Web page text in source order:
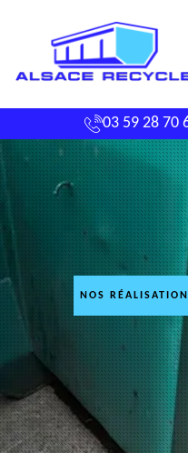
03 59 28 70
NOS